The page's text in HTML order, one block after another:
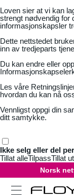
Loven sier at vi kan
strengt nødvendig for
informasjonskapsler
Dette nettstedet
inn av tredjeparts
Du kan endre eller
Les våre
hvordan du kan nå
Vennligst oppgi din
ditt samtykke.
Ikke selg eller del
Tillat alleTilpassTillat
Norsk